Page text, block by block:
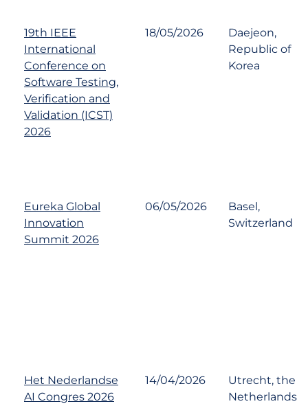
19th IEEE
International
Conference on
Software Testing,
Verification and
Validation (ICST)
2026
18/05/2026
Daejeon,
Republic of
Korea
Eureka Global
Innovation
Summit 2026
06/05/2026
Basel,
Switzerland
Het Nederlandse
AI Congres 2026
14/04/2026
Utrecht, the
Netherlands